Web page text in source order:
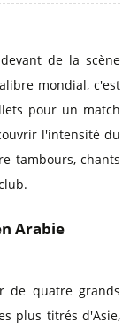
de la scène
mondial, c'est
pour un match
l'intensité du
tambours, chants
Arabie
de quatre grands
plus titrés d'Asie,